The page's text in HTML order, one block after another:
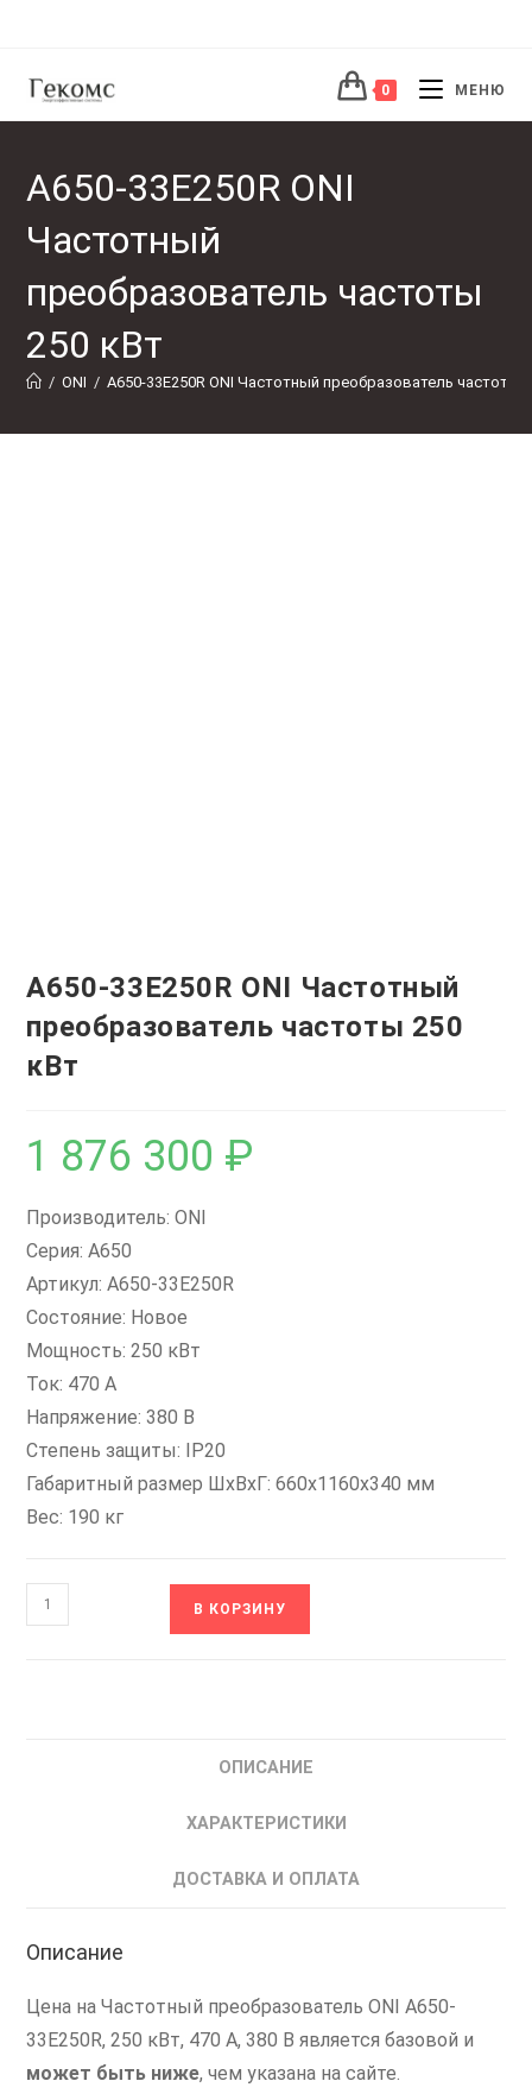
0 МЕНЮ
A650-33E250R ONI
Частотный
преобразователь частоты
250 кВт
/ ONI / A650-33E250R ONI Частотный преобразователь частоты
A650-33E250R ONI Частотный
преобразователь частоты 250
кВт
1 876 300 ₽
Производитель: ONI
Серия: A650
Артикул: A650-33E250R
Состояние: Новое
Мощность: 250 кВт
Ток: 470 А
Напряжение: 380 В
Степень защиты: IP20
Габаритный размер ШхВхГ: 660x1160x340 мм
Вес: 190 кг
Количество
товара
В КОРЗИНУ
ОПИСАНИЕ
ХАРАКТЕРИСТИКИ
ДОСТАВКА И ОПЛАТА
Описание
Цена на Частотный преобразователь ONI A650-
33E250R, 250 кВт, 470 А, 380 В является базовой и
может быть ниже, чем указана на сайте.